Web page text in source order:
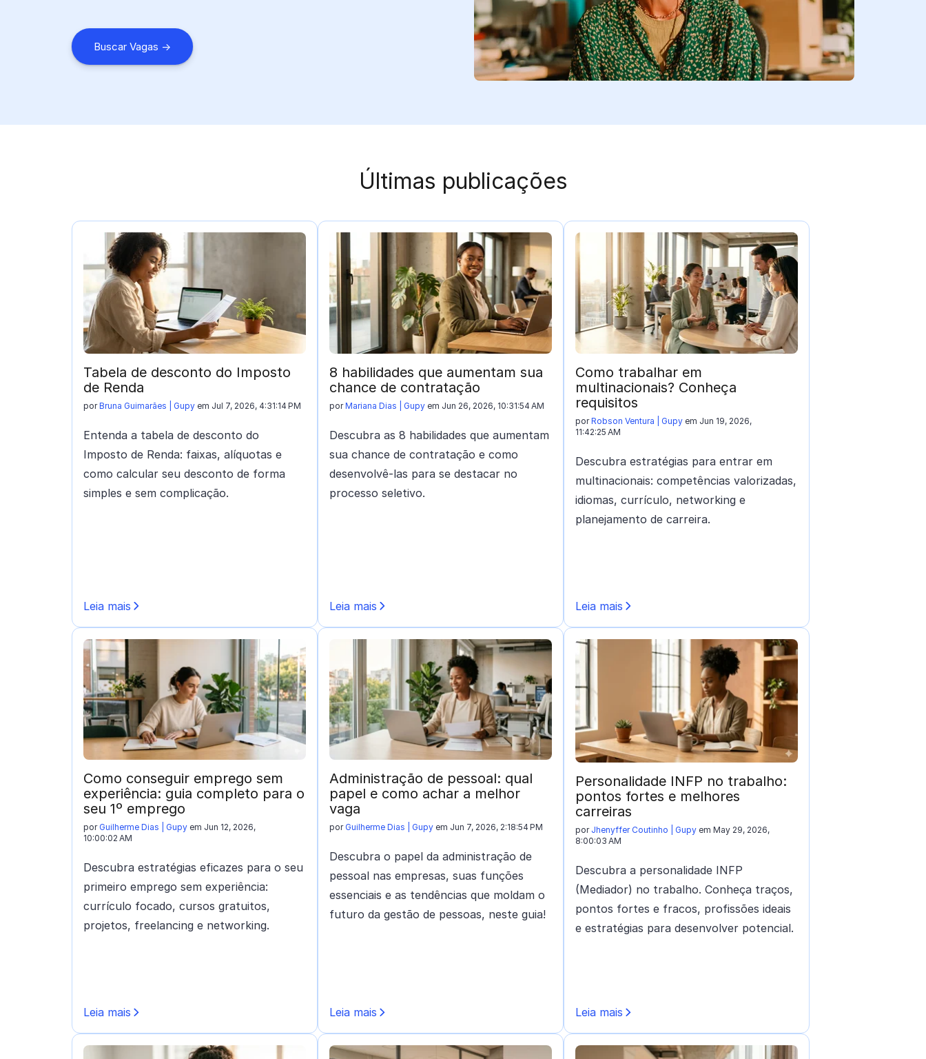
Buscar Vagas ->
Últimas publicações
Tabela de desconto do Imposto
de Renda
porBruna Guimarães | Gupy em Jul 7, 2026, 4:31:14 PM
Entenda a tabela de desconto do
Imposto de Renda: faixas, alíquotas e
como calcular seu desconto de forma
simples e sem complicação.
Leia mais
8 habilidades que aumentam sua
chance de contratação
porMariana Dias | Gupy em Jun 26, 2026, 10:31:54 AM
Descubra as 8 habilidades que aumentam
sua chance de contratação e como
desenvolvê-las para se destacar no
processo seletivo.
Leia mais
Como trabalhar em
multinacionais? Conheça
requisitos
porRobson Ventura | Gupy em Jun 19, 2026,
11:42:25 AM
Descubra estratégias para entrar em
multinacionais: competências valorizadas,
idiomas, currículo, networking e
planejamento de carreira.
Leia mais
Como conseguir emprego sem
experiência: guia completo para o
seu 1º emprego
por Guilherme Dias | Gupy em Jun 12, 2026,
10:00:02 AM
Descubra estratégias eficazes para o seu
primeiro emprego sem experiência:
currículo focado, cursos gratuitos,
projetos, freelancing e networking.
Leia mais
Administração de pessoal: qual
papel e como achar a melhor
vaga
por Guilherme Dias | Gupy em Jun 7, 2026, 2:18:54 PM
Descubra o papel da administração de
pessoal nas empresas, suas funções
essenciais e as tendências que moldam o
futuro da gestão de pessoas, neste guia!
Leia mais
Personalidade INFP no trabalho:
pontos fortes e melhores
carreiras
por Jhenyffer Coutinho | Gupy em May 29, 2026,
8:00:03 AM
Descubra a personalidade INFP
(Mediador) no trabalho. Conheça traços,
pontos fortes e fracos, profissões ideais
e estratégias para desenvolver potencial.
Leia mais